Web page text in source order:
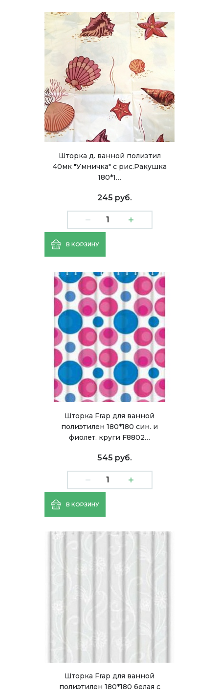
Шторка д. ванной полиэтил
40мк "Умничка" с рис.Ракушка
180*1…
245 руб.
В КОРЗИНУ
Шторка Frap для ванной
полиэтилен 180*180 син. и
фиолет. круги F8802…
545 руб.
В КОРЗИНУ
Шторка Frap для ванной
полиэтилен 180*180 белая с